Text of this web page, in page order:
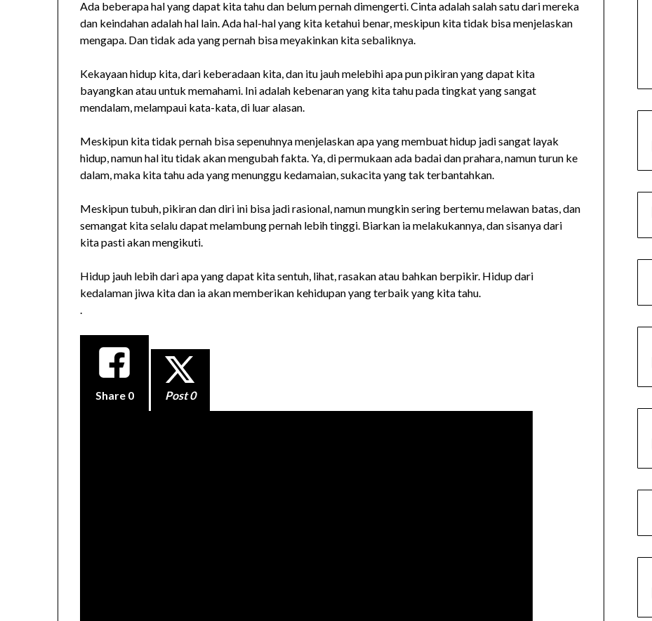
Ada beberapa hal yang dapat kita tahu dan belum pernah dimengerti. Cinta adalah salah satu dari mereka
dan keindahan adalah hal lain. Ada hal-hal yang kita ketahui benar, meskipun kita tidak bisa menjelaskan
mengapa. Dan tidak ada yang pernah bisa meyakinkan kita sebaliknya.
Kekayaan hidup kita, dari keberadaan kita, dan itu jauh melebihi apa pun pikiran yang dapat kita
bayangkan atau untuk memahami. Ini adalah kebenaran yang kita tahu pada tingkat yang sangat
mendalam, melampaui kata-kata, di luar alasan.
Meskipun kita tidak pernah bisa sepenuhnya menjelaskan apa yang membuat hidup jadi sangat layak
hidup, namun hal itu tidak akan mengubah fakta. Ya, di permukaan ada badai dan prahara, namun turun ke
dalam, maka kita tahu ada yang menunggu kedamaian, sukacita yang tak terbantahkan.
Meskipun tubuh, pikiran dan diri ini bisa jadi rasional, namun mungkin sering bertemu melawan batas, dan
semangat kita selalu dapat melambung pernah lebih tinggi. Biarkan ia melakukannya, dan sisanya dari
kita pasti akan mengikuti.
Hidup jauh lebih dari apa yang dapat kita sentuh, lihat, rasakan atau bahkan berpikir. Hidup dari
kedalaman jiwa kita dan ia akan memberikan kehidupan yang terbaik yang kita tahu.
.
Share 0 Post 0